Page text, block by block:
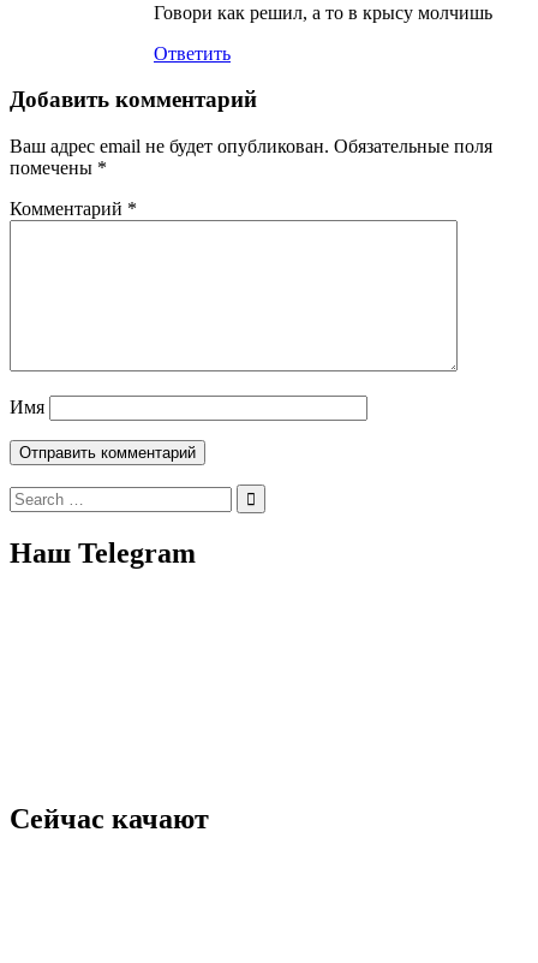
Говори как решил, а то в крысу молчишь
Ответить
Добавить комментарий
Ваш адрес email не будет опубликован. Обязательные поля
помечены *
Комментарий *
Имя
Search
for:
Наш Telegram
Сейчас качают